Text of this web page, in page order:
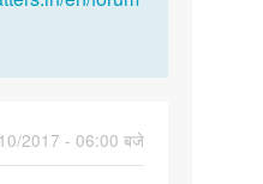
2017 - 06:00 बजे